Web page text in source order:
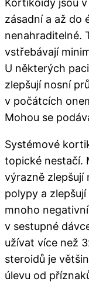
Kortikoidy jsou
zásadní a až do
nenahraditelné.
vstřebávají
U některých
zlepšují nosní
v počátcích
Mohou se
Systémové
topické nestačí.
výrazně zlepšují
polypy a
mnoho
v sestupné
užívat více než
steroidů je
úlevu od